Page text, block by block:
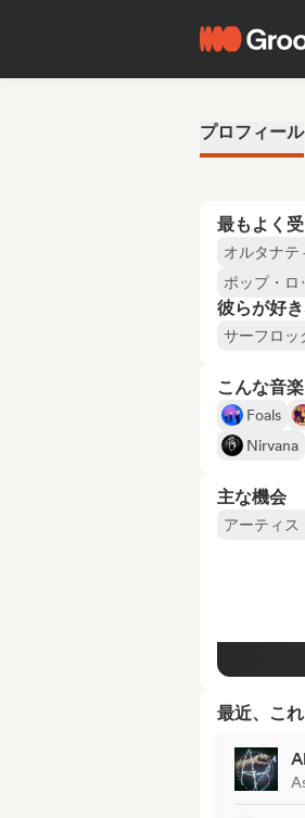
プロフィール
最もよく
オルタナテ
ポップ・ロ
彼らが好
サーフロッ
こんな音
Foals
Nirvana
主な機会
アーティス
最近、こ